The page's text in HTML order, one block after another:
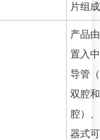
片组
产品
置入
导管
双腔
腔）
器式